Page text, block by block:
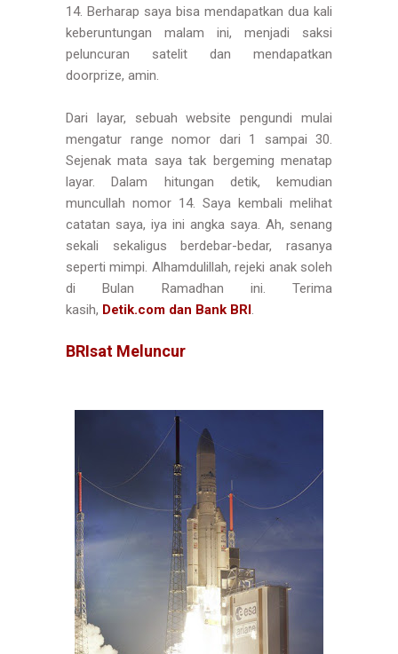
14. Berharap saya bisa mendapatkan dua kali
keberuntungan malam ini, menjadi saksi
peluncuran satelit dan mendapatkan
doorprize, amin.
Dari layar, sebuah website pengundi mulai
mengatur range nomor dari 1 sampai 30.
Sejenak mata saya tak bergeming menatap
layar. Dalam hitungan detik, kemudian
muncullah nomor 14. Saya kembali melihat
catatan saya, iya ini angka saya. Ah, senang
sekali sekaligus berdebar-bedar, rasanya
seperti mimpi. Alhamdulillah, rejeki anak soleh
di Bulan Ramadhan ini. Terima
kasih, Detik.com dan Bank BRI.
BRIsat Meluncur